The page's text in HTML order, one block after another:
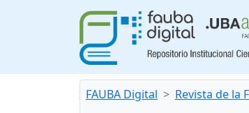
FAUBA Digital Revista de la